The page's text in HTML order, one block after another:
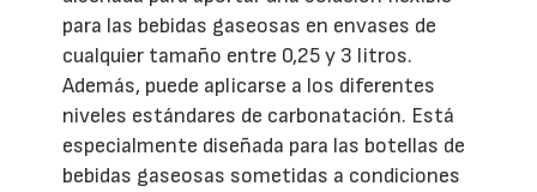
para las bebidas gaseosas en envases de
cualquier tamaño entre 0,25 y 3 litros.
Además, puede aplicarse a los diferentes
niveles estándares de carbonatación. Está
especialmente diseñada para las botellas de
bebidas gaseosas sometidas a condiciones